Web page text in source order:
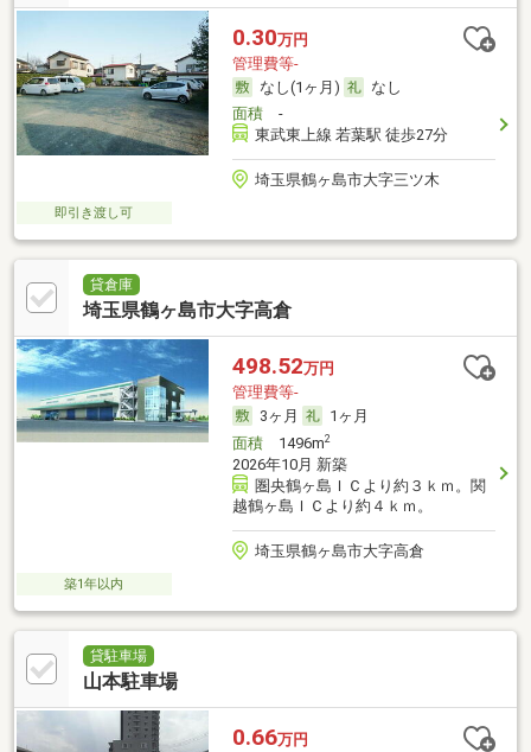
0.30万円
管理費等-
なし(1ヶ月)
なし
面積-
東武東上線 若葉駅 徒歩27分
埼玉県鶴ヶ島市大字三ツ木
即引き渡し可
貸倉庫
埼玉県鶴ヶ島市大字高倉
498.52万円
管理費等-
3ヶ月
1ヶ月
面積1496m2
2026年10月 新築
圏央鶴ヶ島ＩＣより約３ｋｍ。関
越鶴ヶ島ＩＣより約４ｋｍ。
埼玉県鶴ヶ島市大字高倉
築1年以内
貸駐車場
山本駐車場
0.66万円